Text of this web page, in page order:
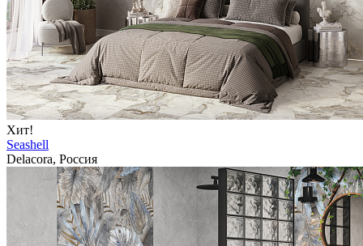
Хит!
Seashell
Delacora, Россия